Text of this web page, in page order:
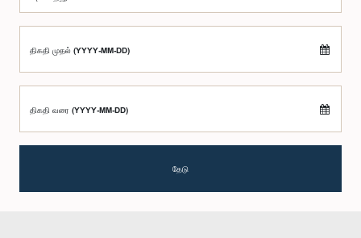
திகதி முதல் (YYYY-MM-DD)
திகதி வரை (YYYY-MM-DD)
தேடு